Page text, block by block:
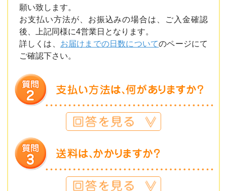
願い致します。
お支払い方法が、お振込みの場合は、ご入金確認
後、上記同様に4営業日となります。
詳しくは、 お届けまでの日数についてのページにて
ご確認下さい。